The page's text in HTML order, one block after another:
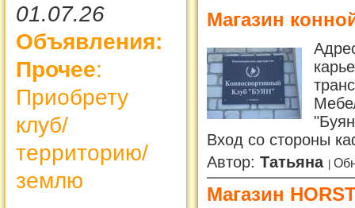
01.07.26
Объявления:
Прочее:
Приобрету
клуб/
территорию/
землю
Магазин
Вход со стороны
Автор: Татьяна
Магазин